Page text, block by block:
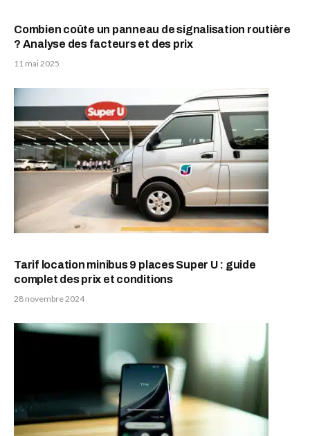
Combien coûte un panneau de signalisation routière
? Analyse des facteurs et des prix
11 mai 2025
Tarif location minibus 9 places Super U : guide
complet des prix et conditions
28 novembre 2024